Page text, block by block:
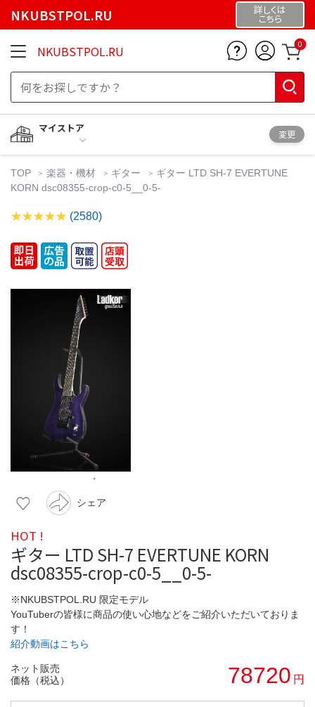
NKUBSTPOL.RU 詳しくは
こちら
NKUBSTPOL.RU 0
マイストア
変更
TOP 楽器・機材 ギター
ギター LTD SH-7 EVERTUNE
KORN dsc08355-crop-c0-5__0-5-
(2580)
シェア
HOT !
ギター LTD SH-7 EVERTUNE KORN
dsc08355-crop-c0-5__0-5-
※NKUBSTPOL.RU 限定モデル
YouTuberの皆様に商品の使い心地などをご紹介いただいておりま
す！
紹介動画はこちら
ネット販売
価格（税込）
78720 円